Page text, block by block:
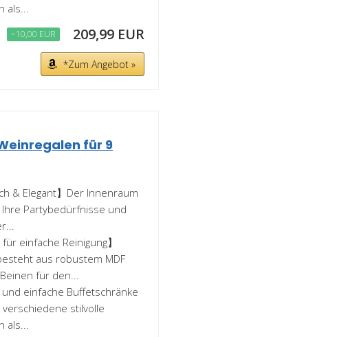
−10,00 EUR 209,99 EUR
*Zum Angebot »
für 9
& Elegant】Der Innenraum
Partybedürfnisse und
einfache Reinigung】
aus robustem MDF
für den...
und einfache Buffetschränke
stilvolle